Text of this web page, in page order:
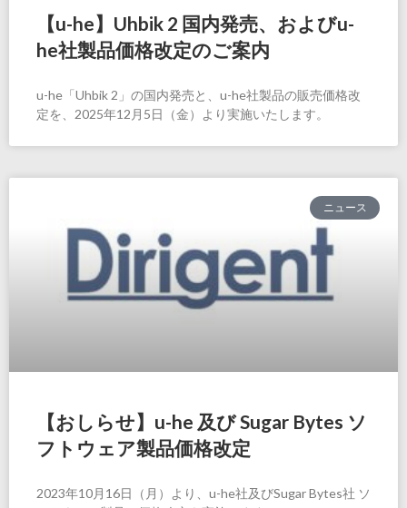
【u-he】Uhbik 2 国内発売、およびu-
he社製品価格改定のご案内
u-he「Uhbik 2」の国内発売と、u-he社製品の販売価格改
定を、2025年12月5日（金）より実施いたします。
ニュース
【おしらせ】u-he 及び Sugar Bytes ソ
フトウェア製品価格改定
2023年10月16日（月）より、u-he社及びSugar Bytes社 ソ